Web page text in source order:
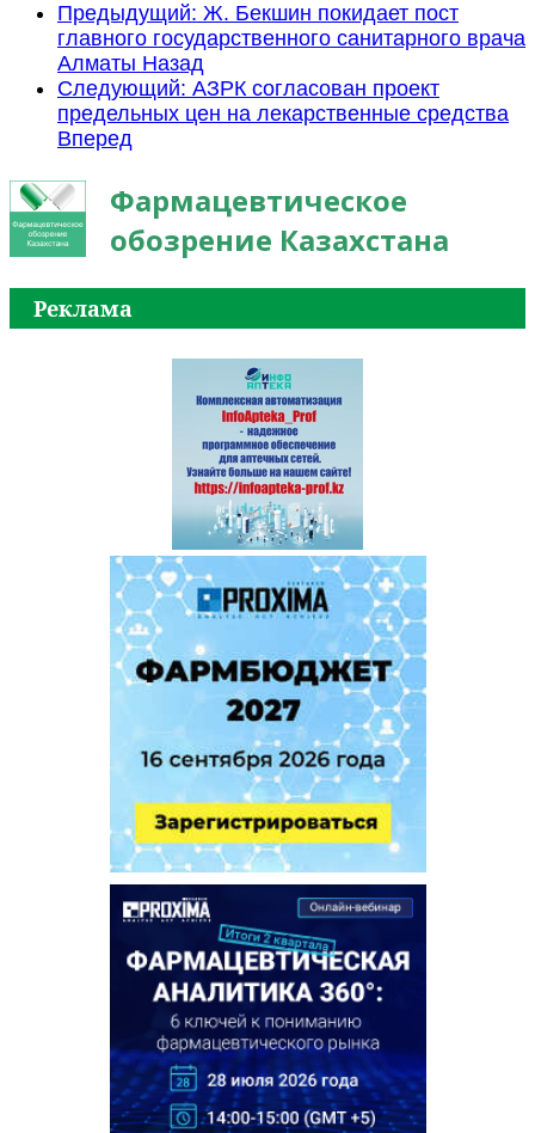
Предыдущий: Ж. Бекшин покидает пост
главного государственного санитарного врача
Алматы Назад
Следующий: АЗРК согласован проект
предельных цен на лекарственные средства
Вперед
Фармацевтическое
обозрение Казахстана
Реклама